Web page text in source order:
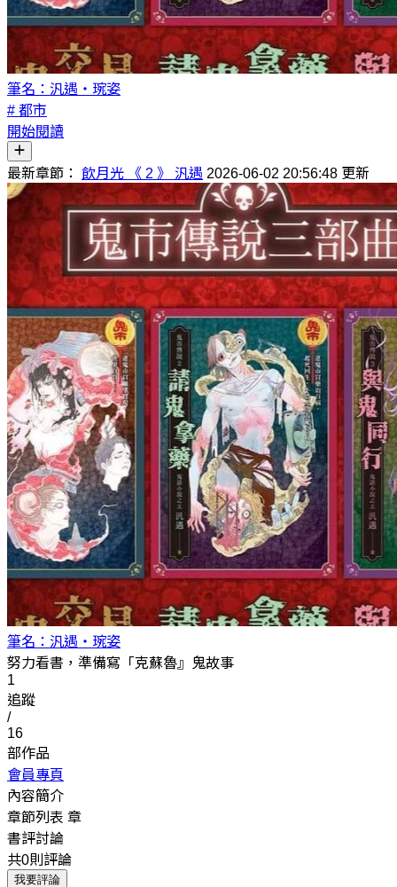
筆名：汎遇‧琬姿
# 都市
開始閱讀
最新章節： 飲月光 《 2 》 汎遇 2026-06-02 20:56:48 更新
筆名：汎遇‧琬姿
努力看書，準備寫「克蘇魯』鬼故事
1
追蹤
/
16
部作品
會員專頁
內容簡介
章節列表 章
書評討論
共0則評論
我要評論